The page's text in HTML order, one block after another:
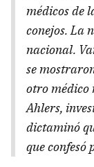
médicos de
conejos. La
nacional.
se
otro médico
Ahlers,
dictaminó
que confesó